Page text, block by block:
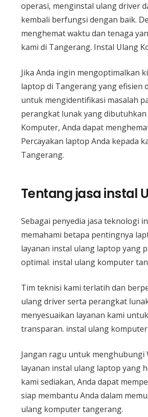
operasi, menginstal ulang driver
kembali berfungsi dengan baik.
menghemat waktu dan tenaga
kami di Tangerang. Instal Ulang
Jika Anda ingin mengoptimalkan
laptop di Tangerang yang efisien
untuk mengidentifikasi masalah
perangkat lunak yang
Komputer, Anda dapat
Percayakan laptop Anda kepada
Tangerang.
Tentang jasa instal
Sebagai penyedia jasa teknologi
memahami betapa pentingnya
layanan instal ulang laptop yang
optimal. instal ulang komputer
Tim teknisi kami terlatih dan
ulang driver serta perangkat
menyesuaikan layanan kami
transparan. instal ulang
Jangan ragu untuk
layanan instal ulang laptop yang
kami sediakan, Anda dapat
siap membantu Anda dalam
ulang komputer tangerang.